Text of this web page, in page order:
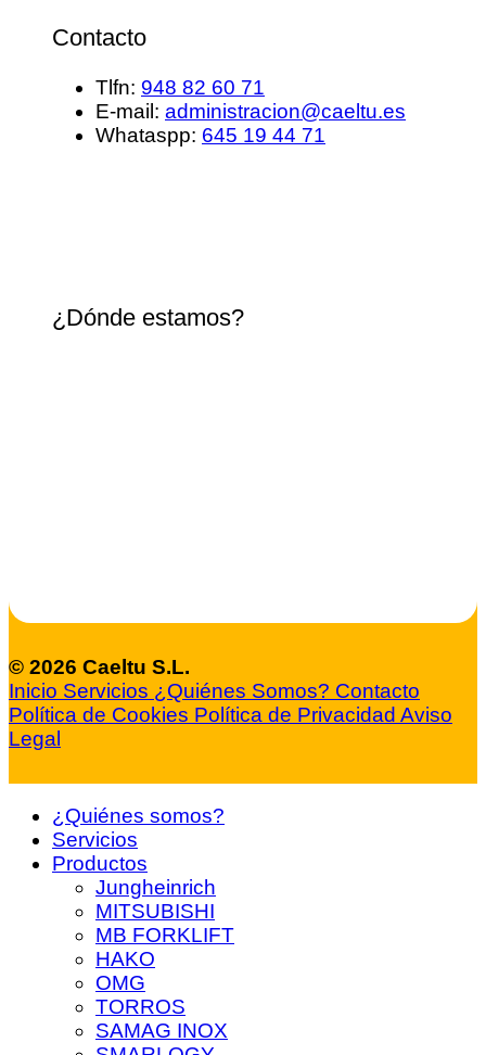
Contacto
Tlfn: 948 82 60 71
E-mail: administracion@caeltu.es
Whataspp: 645 19 44 71
¿Dónde estamos?
© 2026 Caeltu S.L.
Inicio Servicios ¿Quiénes Somos? Contacto
Política de Cookies Política de Privacidad Aviso
Legal
¿Quiénes somos?
Servicios
Productos
Jungheinrich
MITSUBISHI
MB FORKLIFT
HAKO
OMG
TORROS
SAMAG INOX